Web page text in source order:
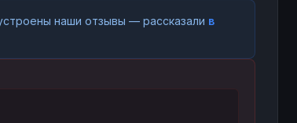
наши отзывы — рассказали в